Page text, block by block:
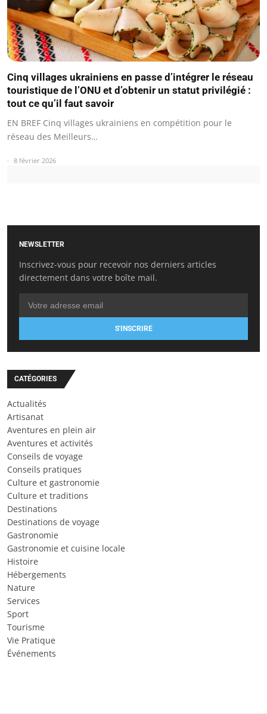
Cinq villages ukrainiens en passe d’intégrer le réseau
touristique de l’ONU et d’obtenir un statut privilégié :
tout ce qu’il faut savoir
EN BREF Cinq villages ukrainiens en compétition pour le
réseau des Meilleurs…
8 février 2026
NEWSLETTER
Inscrivez-vous pour recevoir nos derniers articles
directement dans votre boîte mail.
S'INSCRIRE
CATÉGORIES
Actualités
Artisanat
Aventures en plein air
Aventures et activités
Conseils de voyage
Conseils pratiques
Culture et gastronomie
Culture et traditions
Destinations
Destinations de voyage
Gastronomie
Gastronomie et cuisine locale
Histoire
Hébergements
Nature
Services
Sport
Tourisme
Vie Pratique
Événements